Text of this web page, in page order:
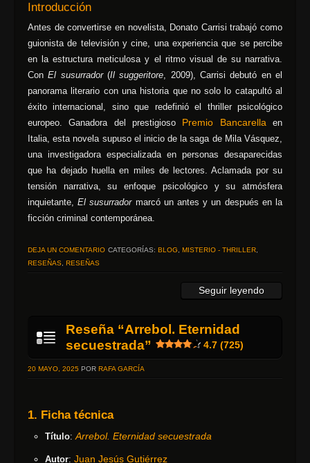
Introducción
Antes de convertirse en novelista, Donato Carrisi trabajó como
guionista de televisión y cine, una experiencia que se percibe
en la estructura meticulosa y el ritmo visual de su narrativa.
ConEl susurrador(Il suggeritore, 2009), Carrisi debutó en el
panorama literario con una historia que no solo lo catapultó al
éxito internacional, sino que redefinió el thriller psicológico
europeo. Ganadora del prestigioso Premio Bancarellaen
Italia, esta novela supuso el inicio de la saga de Mila Vásquez,
una investigadora especializada en personas desaparecidas
que ha dejado huella en miles de lectores. Aclamada por su
tensión narrativa, su enfoque psicológico y su atmósfera
inquietante,El susurradormarcó un antes y un después en la
ficción criminal contemporánea.
Seguir leyendo
DEJA UN COMENTARIO CATEGORÍAS: BLOG MISTERIO - THRILLER
RESEÑAS RESEÑAS
Reseña “Arrebol. Eternidad
secuestrada”
4.7 (725)
20 MAYO, 2025 POR RAFA GARCÍA
1. Ficha técnica
Título:Arrebol. Eternidad secuestrada
Autor: Juan Jesús Gutiérrez